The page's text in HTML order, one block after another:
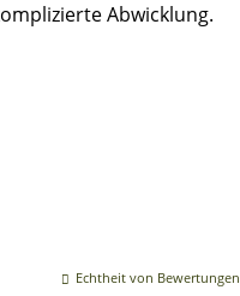
Abwicklung.
Echtheit von Bewertungen